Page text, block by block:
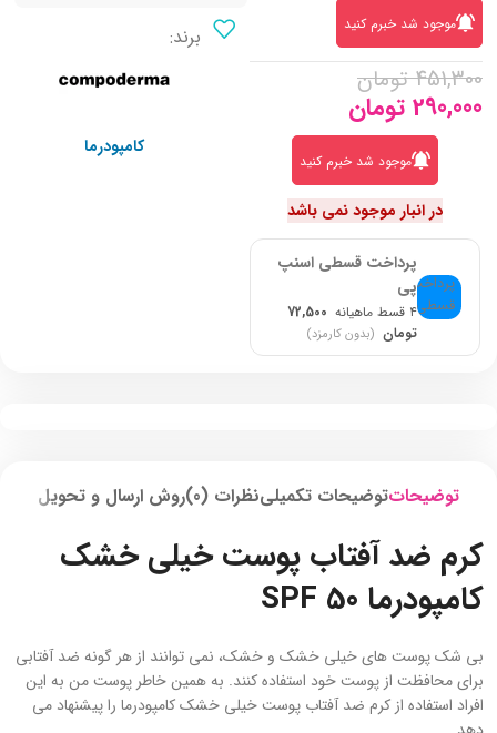
UVBموجود شد خبرم کنید
451,300 تومان
290,000 تومان
موجود شد خبرم کنید
در انبار موجود نمی باشد
پرداخت قسطی اسنپ
پی
۴ قسط ماهیانه
72,500
تومان (بدون کارمزد)
برند:
کامپودرما
توضیحاتتوضیحات تکمیلینظرات (0) روش ارسال و تحویل
کرم ضد آفتاب پوست خیلی خشک
کامپودرما SPF 50
بی شک پوست های خیلی خشک و خشک، نمی توانند از هر گونه ضد آفتابی
برای محافظت از پوست خود استفاده کنند. به همین خاطر پوست من به این
افراد استفاده از کرم ضد آفتاب پوست خیلی خشک کامپودرما را پیشنهاد می